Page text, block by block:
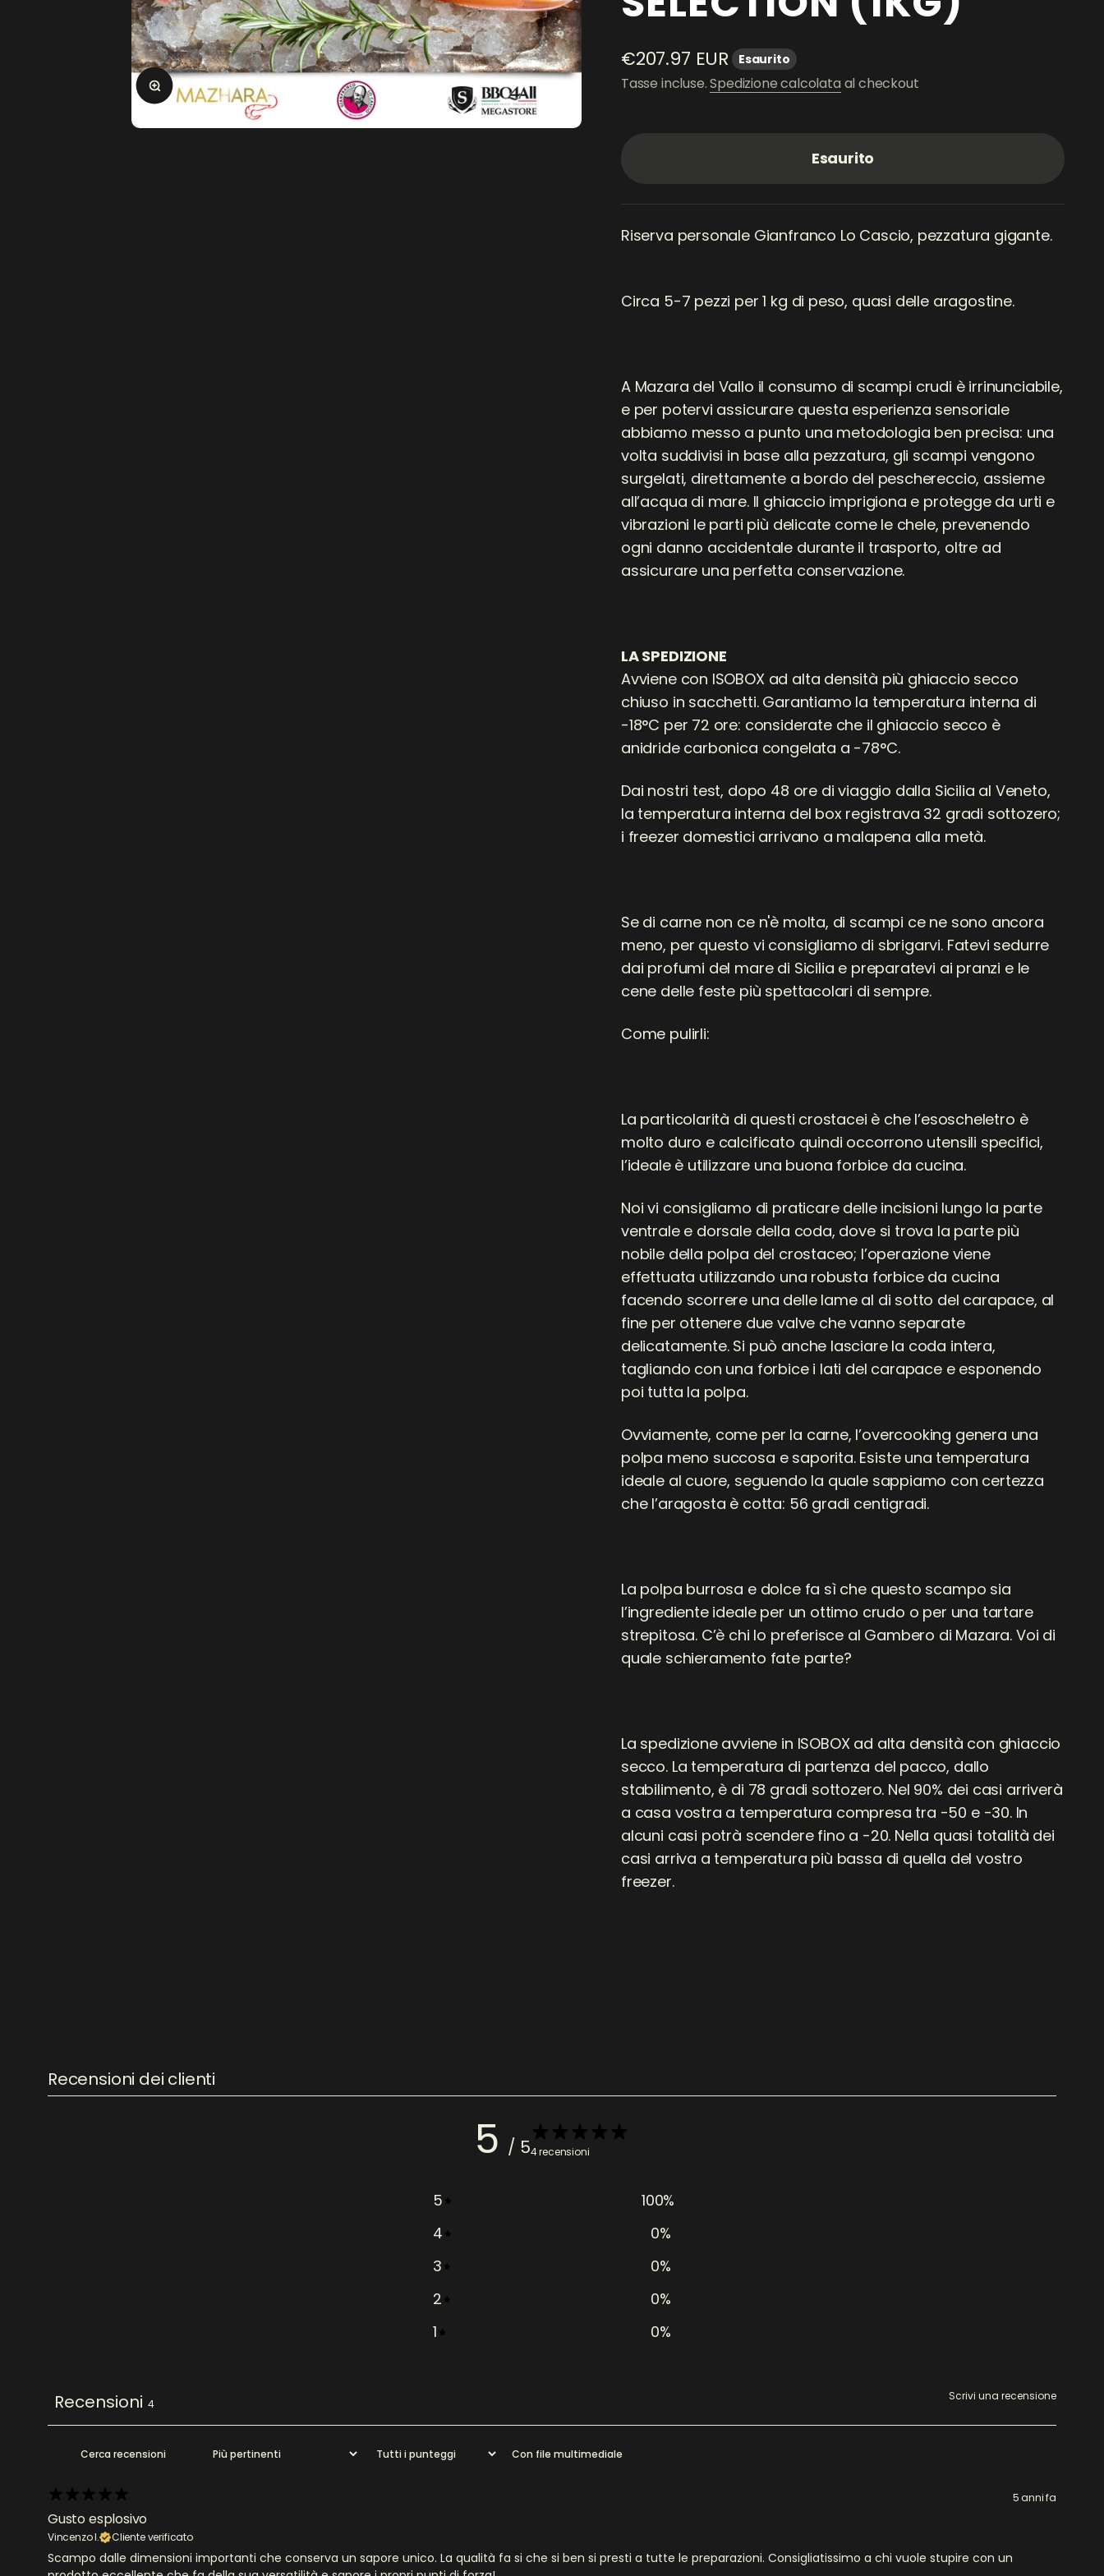
Ingrandisci immagine
Prezzo scontato
€207.97 EUR Esaurito
Tasse incluse.Spedizione calcolata al checkout
Esaurito
Riserva personale Gianfranco Lo Cascio, pezzatura gigante.
Circa 5-7 pezzi per 1 kg di peso, quasi delle aragostine.
A Mazara del Vallo il consumo di scampi crudi è irrinunciabile,
e per potervi assicurare questa esperienza sensoriale
abbiamo messo a punto una metodologia ben precisa: una
volta suddivisi in base alla pezzatura, gli scampi vengono
surgelati, direttamente a bordo del peschereccio, assieme
all’acqua di mare. Il ghiaccio imprigiona e protegge da urti e
vibrazioni le parti più delicate come le chele, prevenendo
ogni danno accidentale durante il trasporto, oltre ad
assicurare una perfetta conservazione.
LA SPEDIZIONE
Avviene con ISOBOX ad alta densità più ghiaccio secco
chiuso in sacchetti. Garantiamo la temperatura interna di
-18°C per 72 ore: considerate che il ghiaccio secco è
anidride carbonica congelata a -78°C.
Dai nostri test, dopo 48 ore di viaggio dalla Sicilia al Veneto,
la temperatura interna del box registrava 32 gradi sottozero;
i freezer domestici arrivano a malapena alla metà.
Se di carne non ce n'è molta, di scampi ce ne sono ancora
meno, per questo vi consigliamo di sbrigarvi. Fatevi sedurre
dai profumi del mare di Sicilia e preparatevi ai pranzi e le
cene delle feste più spettacolari di sempre.
Come pulirli:
La particolarità di questi crostacei è che l’esoscheletro è
molto duro e calcificato quindi occorrono utensili specifici,
l’ideale è utilizzare una buona forbice da cucina.
Noi vi consigliamo di praticare delle incisioni lungo la parte
ventrale e dorsale della coda, dove si trova la parte più
nobile della polpa del crostaceo; l’operazione viene
effettuata utilizzando una robusta forbice da cucina
facendo scorrere una delle lame al di sotto del carapace, al
fine per ottenere due valve che vanno separate
delicatamente. Si può anche lasciare la coda intera,
tagliando con una forbice i lati del carapace e esponendo
poi tutta la polpa.
Ovviamente, come per la carne, l’overcooking genera una
polpa meno succosa e saporita. Esiste una temperatura
ideale al cuore, seguendo la quale sappiamo con certezza
che l’aragosta è cotta: 56 gradi centigradi.
La polpa burrosa e dolce fa sì che questo scampo sia
l’ingrediente ideale per un ottimo crudo o per una tartare
strepitosa. C’è chi lo preferisce al Gambero di Mazara. Voi di
quale schieramento fate parte?
La spedizione avviene in ISOBOX ad alta densità con ghiaccio
secco. La temperatura di partenza del pacco, dallo
stabilimento, è di 78 gradi sottozero. Nel 90% dei casi arriverà
a casa vostra a temperatura compresa tra -50 e -30. In
alcuni casi potrà scendere fino a -20. Nella quasi totalità dei
casi arriva a temperatura più bassa di quella del vostro
freezer.
Recensioni dei clienti
5 / 54 recensioni
5 100%
4
0%
3
0%
2
0%
1
0%
Scrivi una recensione
Recensioni 4
Con file multimediale
5 anni fa
Gusto esplosivo
Vincenzo I. Cliente verificato
Scampo dalle dimensioni importanti che conserva un sapore unico. La qualità fa si che si ben si presti a tutte le preparazioni. Consigliatissimo a chi vuole stupire con un